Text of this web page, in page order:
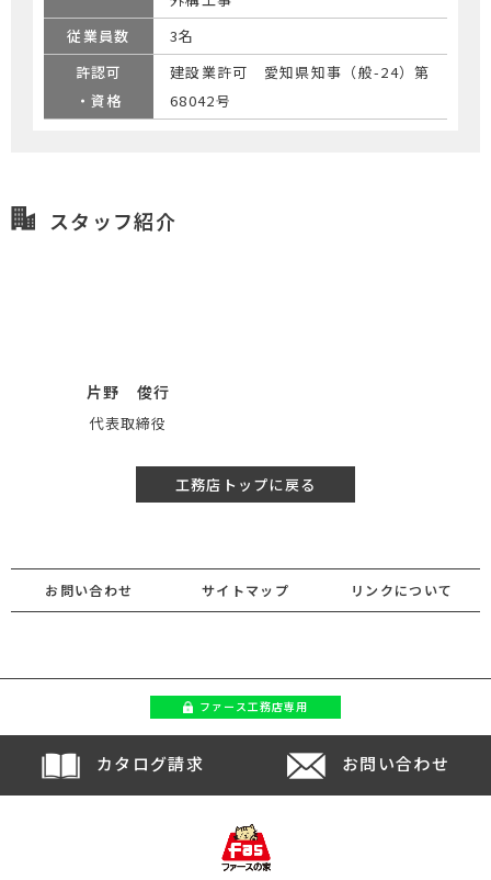
従業員数
3名
許認可
・資格
建設業許可 愛知県知事（般-24）第
68042号
スタッフ紹介
片野 俊行
代表取締役
工務店トップに戻る
お問い合わせ サイトマップ リンクについて
ファース工務店専用
カタログ請求 お問い合わせ